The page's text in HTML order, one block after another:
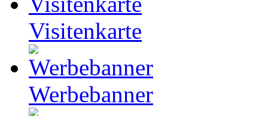
Visitenkarte
Werbebanner